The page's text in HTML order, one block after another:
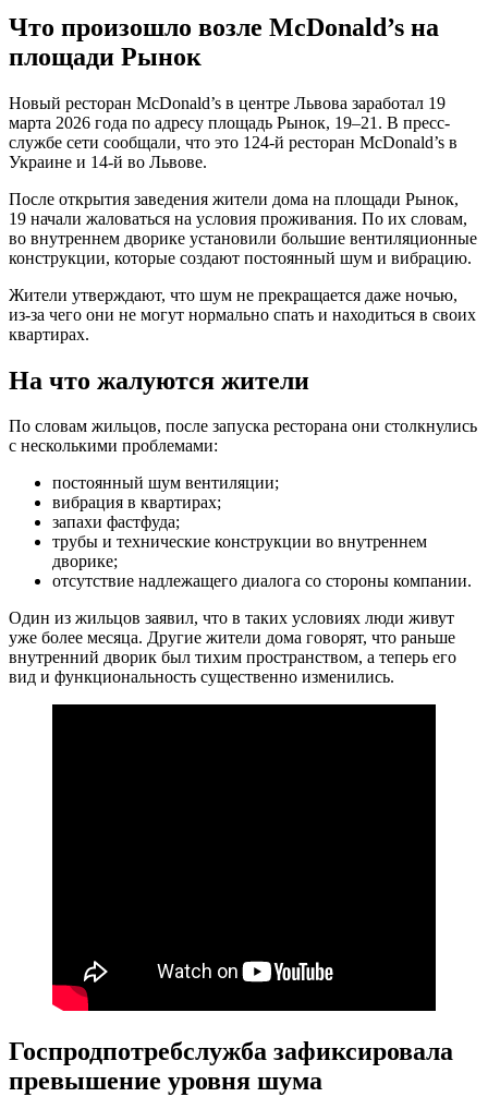
Что произошло возле McDonald’s на
площади Рынок
Новый ресторан McDonald’s в центре Львова заработал 19
марта 2026 года по адресу площадь Рынок, 19–21. В пресс-
службе сети сообщали, что это 124-й ресторан McDonald’s в
Украине и 14-й во Львове.
После открытия заведения жители дома на площади Рынок,
19 начали жаловаться на условия проживания. По их словам,
во внутреннем дворике установили большие вентиляционные
конструкции, которые создают постоянный шум и вибрацию.
Жители утверждают, что шум не прекращается даже ночью,
из-за чего они не могут нормально спать и находиться в своих
квартирах.
На что жалуются жители
По словам жильцов, после запуска ресторана они столкнулись
с несколькими проблемами:
постоянный шум вентиляции;
вибрация в квартирах;
запахи фастфуда;
трубы и технические конструкции во внутреннем
дворике;
отсутствие надлежащего диалога со стороны компании.
Один из жильцов заявил, что в таких условиях люди живут
уже более месяца. Другие жители дома говорят, что раньше
внутренний дворик был тихим пространством, а теперь его
вид и функциональность существенно изменились.
Госпродпотребслужба зафиксировала
превышение уровня шума